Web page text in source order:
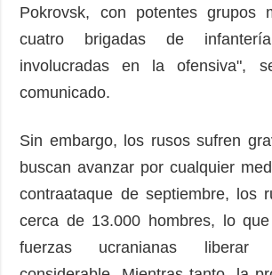
Pokrovsk, con potentes grupos
cuatro brigadas de
involucradas en la ofensiva",
comunicado.
Sin embargo, los rusos sufren
buscan avanzar por cualquier
contraataque de septiembre, los
cerca de 13.000 hombres, lo
fuerzas ucranianas liberar